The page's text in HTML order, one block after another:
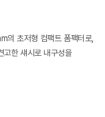
초저형 컴팩트 폼팩터로,
한 섀시로 내구성을